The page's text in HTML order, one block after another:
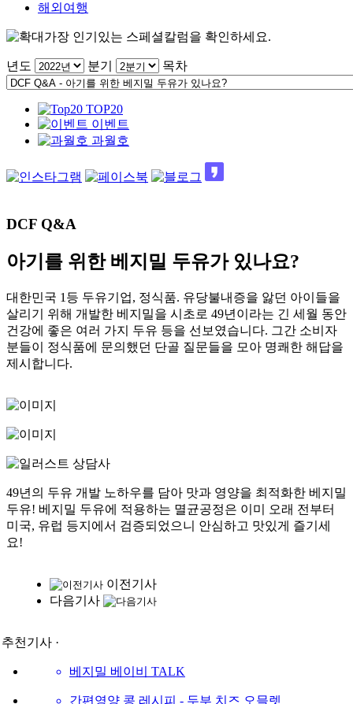
해외여행
가장 인기있는 스페셜칼럼을 확인하세요.
년도 분기 목차
TOP20
이벤트
과월호
DCF Q&A
아기를 위한 베지밀 두유가 있나요?
대한민국 1등 두유기업, 정식품. 유당불내증을 앓던 아이들을
살리기 위해 개발한 베지밀을 시초로 49년이라는 긴 세월 동안
건강에 좋은 여러 가지 두유 등을 선보였습니다. 그간 소비자
분들이 정식품에 문의했던 단골 질문들을 모아 명쾌한 해답을
제시합니다.
49년의 두유 개발 노하우를 담아 맛과 영양을 최적화한 베지밀
두유! 베지밀 두유에 적용하는 멸균공정은 이미 오래 전부터
미국, 유럽 등지에서 검증되었으니 안심하고 맛있게 즐기세
요!
이전기사
다음기사
추천기사 ·
베지밀 베이비 TALK
간편영양 콩 레시피 - 두부 치즈 오믈렛